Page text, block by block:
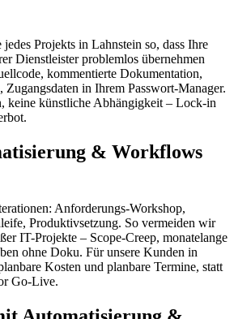
Projekts in Lahnstein so, dass Ihre
Dienstleister problemlos übernehmen
kommentierte Dokumentation,
in Ihrem Passwort-Manager.
keine künstliche Abhängigkeit – Lock-in
& Workflows
Anforderungs-Workshop,
Produktivsetzung. So vermeiden wir
IT-Projekte – Scope-Creep, monatelange
ohne Doku. Für unsere Kunden in
Kosten und planbare Termine, statt
Go-Live.